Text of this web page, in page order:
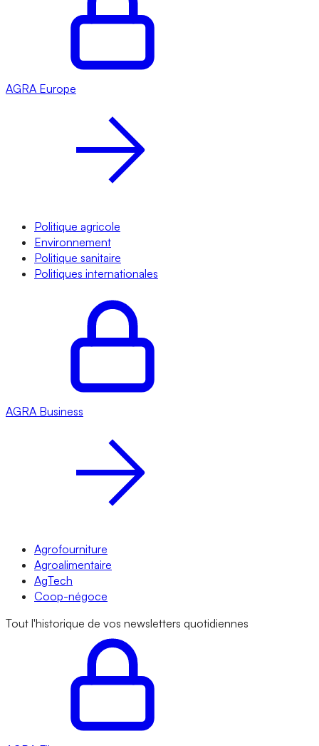
AGRA Europe
Politique agricole
Environnement
Politique sanitaire
Politiques internationales
AGRA Business
Agrofourniture
Agroalimentaire
AgTech
Coop-négoce
Tout l'historique de vos newsletters quotidiennes